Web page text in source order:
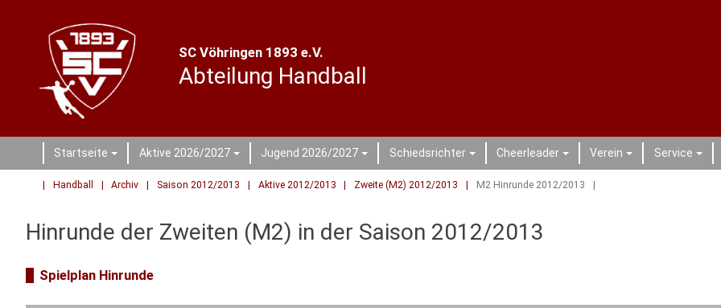
SC Vöhringen 1893 e.V.
Abteilung Handball
+
Startseite
+
Aktive 2026/2027
+
Jugend 2026/2027
+
Schiedsrichter
+
Cheerleader
+
Verein
+
Service
Handball Archiv Saison 2012/2013 Aktive 2012/2013 Zweite (M2) 2012/2013 M2 Hinrunde 2012/2013
Hinrunde der Zweiten (M2) in der Saison 2012/2013
Spielplan Hinrunde